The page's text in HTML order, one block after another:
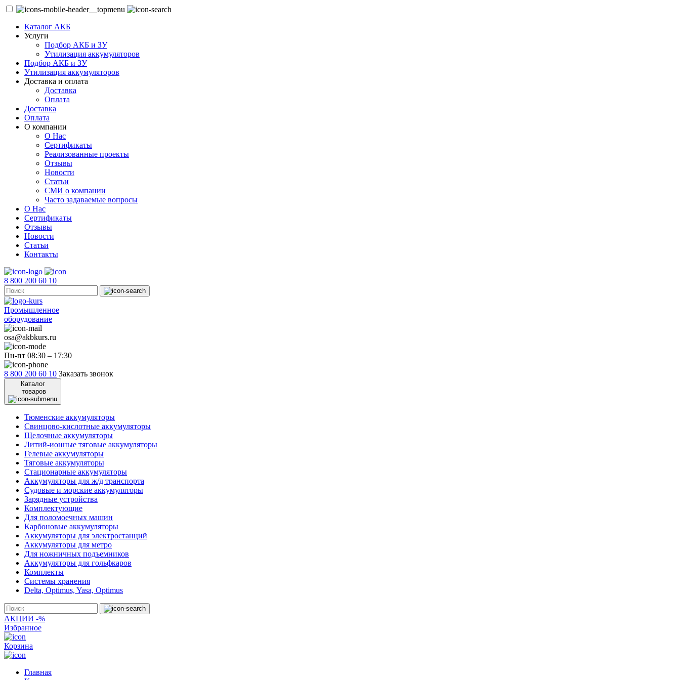
Каталог АКБ
Услуги
Подбор АКБ и ЗУ
Утилизация аккумуляторов
Подбор АКБ и ЗУ
Утилизация аккумуляторов
Доставка и оплата
Доставка
Оплата
Доставка
Оплата
О компании
О Нас
Сертификаты
Реализованные проекты
Отзывы
Новости
Статьи
СМИ о компании
Часто задаваемые вопросы
О Нас
Сертификаты
Отзывы
Новости
Статьи
Контакты
8 800 200 60 10
Промышленное
оборудование
osa@akbkurs.ru
Пн-пт 08:30 – 17:30
8 800 200 60 10 Заказать звонок
Каталог
товаров
Тюменские аккумуляторы
Свинцово-кислотные аккумуляторы
Щелочные аккумуляторы
Литий-ионные тяговые аккумуляторы
Гелевые аккумуляторы
Тяговые аккумуляторы
Стационарные аккумуляторы
Аккумуляторы для ж/д транспорта
Судовые и морские аккумуляторы
Зарядные устройства
Комплектующие
Для поломоечных машин
Карбоновые аккумуляторы
Аккумуляторы для электростанций
Аккумуляторы для метро
Для ножничных подъемников
Аккумуляторы для гольфкаров
Комплекты
Системы хранения
Delta, Optimus, Yasa, Optimus
АКЦИИ -%
Избранное
Корзина
Главная